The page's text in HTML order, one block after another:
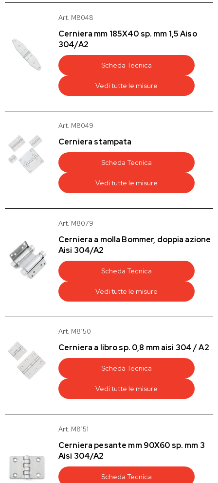
Art. M8048
Cerniera mm 185X40 sp. mm 1,5 Aiso
304/A2
Scheda Tecnica
Vedi tutte le misure
Art. M8049
Cerniera stampata
Scheda Tecnica
Vedi tutte le misure
Art. M8079
Cerniera a molla Bommer, doppia azione
Aisi 304/A2
Scheda Tecnica
Vedi tutte le misure
Art. M8150
Cerniera a libro sp. 0,8 mm aisi 304 / A2
Scheda Tecnica
Vedi tutte le misure
Art. M8151
Cerniera pesante mm 90X60 sp. mm 3
Aisi 304/A2
Scheda Tecnica